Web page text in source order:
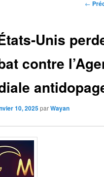
←
Unis
contre
10, 2025parWayan